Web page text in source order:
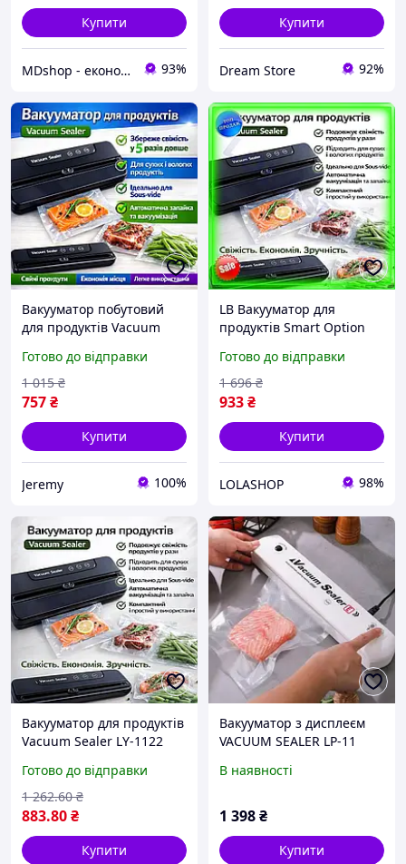
Купити
MDshop - економія поруч 93%
Купити
Dream Store 92%
Вакууматор побутовий
для продуктів Vacuum
вакуумний пакувальник
110 Вт, 60 кПа
Готово до відправки
757₴
1 015 ₴
Купити
Jeremy 100%
LB Вакууматор для
продуктів Smart Option
Sealer автоматичний
пакувальник для зберіг
SIM-4K9
Готово до відправки
933₴
1 696 ₴
Купити
LOLASHOP 98%
Вакууматор для продуктів
Vacuum Sealer LY-1122
для їжі пакувальник су-від
до 30 см
Готово до відправки
883.80₴
1 262.60 ₴
Купити
Вакууматор з дисплеєм
VACUUM SEALER LP-11
подвійним швом,
В наявності
1 398₴
Купити